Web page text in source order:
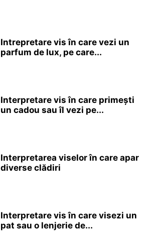
Intrepretare vis în care vezi un
parfum de lux, pe care...
Interpretare vis în care primești
un cadou sau îl vezi pe...
Interpretarea viselor în care apar
diverse clădiri
Interpretare vis în care visezi un
pat sau o lenjerie de...